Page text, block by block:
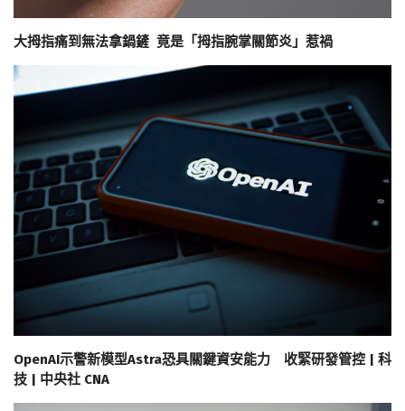
大拇指痛到無法拿鍋鏟 竟是「拇指腕掌關節炎」惹禍
OpenAI示警新模型Astra恐具關鍵資安能力 收緊研發管控 | 科
技 | 中央社 CNA